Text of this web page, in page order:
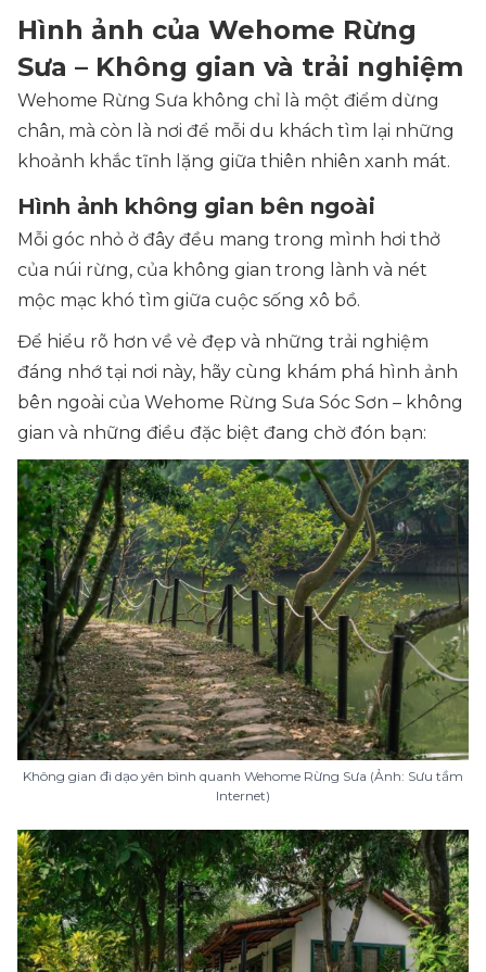
Hình ảnh của Wehome Rừng
Sưa – Không gian và trải nghiệm
Wehome Rừng Sưa không chỉ là một điểm dừng
chân, mà còn là nơi để mỗi du khách tìm lại những
khoảnh khắc tĩnh lặng giữa thiên nhiên xanh mát.
Hình ảnh không gian bên ngoài
Mỗi góc nhỏ ở đây đều mang trong mình hơi thở
của núi rừng, của không gian trong lành và nét
mộc mạc khó tìm giữa cuộc sống xô bồ.
Để hiểu rõ hơn về vẻ đẹp và những trải nghiệm
đáng nhớ tại nơi này, hãy cùng khám phá hình ảnh
bên ngoài của Wehome Rừng Sưa Sóc Sơn – không
gian và những điều đặc biệt đang chờ đón bạn:
Không gian đi dạo yên bình quanh Wehome Rừng Sưa (Ảnh: Sưu tầm
Internet)